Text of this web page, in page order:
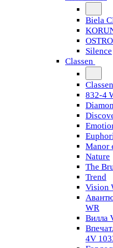
Biela
Silence
Classen
Classen
832-4
Manor
Nature
The
Trend
Vision
WR
Вилла
4V